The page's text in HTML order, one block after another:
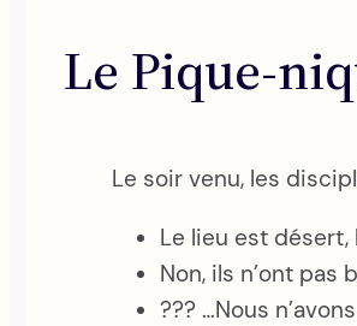
Le Pique-
Le soir venu, les
Le lieu est désert,
Non, ils n’ont pas
??? …Nous